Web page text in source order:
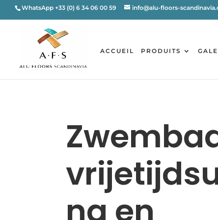
WhatsApp +33 (0) 6 34 06 00 59 info@alu-floors-
ACCUEIL PRODUITS
ng en